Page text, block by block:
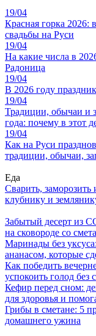
19/04
Красная горка 2026:
свадьбы на Руси
19/04
На какие числа в
Радоница
19/04
В 2026 году
19/04
Традиции, обычаи и
года: почему в этот
19/04
Как на Руси
традиции, обычаи,
Еда
Сварить,
клубнику и
Забытый десерт из
на сковороде со
Маринады без
ананасом, которые
Как победить
успокоить голод без
Кефир перед сном:
для здоровья и
Грибы в сметане: 5
домашнего ужина